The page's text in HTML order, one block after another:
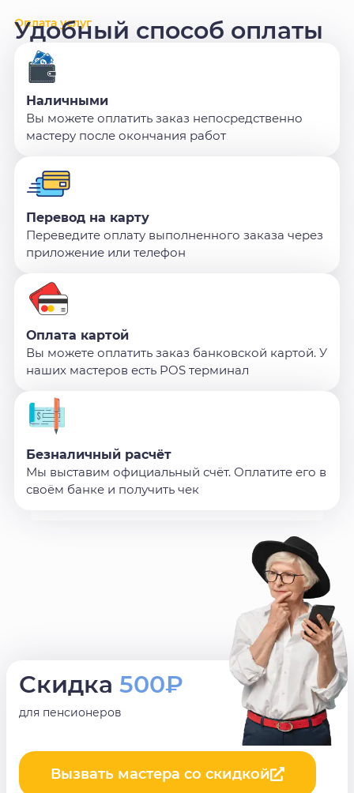
Оплата услуг
Удобный способ оплаты
Наличными
Вы можете оплатить заказ непосредственно
мастеру после окончания работ
Перевод на карту
Переведите оплату выполненного заказа через
приложение или телефон
Оплата картой
Вы можете оплатить заказ банковской картой. У
наших мастеров есть POS терминал
Безналичный расчёт
Мы выставим официальный счёт. Оплатите его в
своём банке и получить чек
Скидка 500₽
для пенсионеров
Вызвать мастера со скидкой